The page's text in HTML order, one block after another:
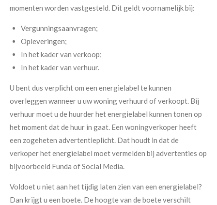
momenten worden vastgesteld. Dit geldt voornamelijk bij:
Vergunningsaanvragen;
Opleveringen;
In het kader van verkoop;
In het kader van verhuur.
U bent dus verplicht om een energielabel te kunnen
overleggen wanneer u uw woning verhuurd of verkoopt. Bij
verhuur moet u de huurder het energielabel kunnen tonen op
het moment dat de huur in gaat. Een woningverkoper heeft
een zogeheten advertentieplicht. Dat houdt in dat de
verkoper het energielabel moet vermelden bij advertenties op
bijvoorbeeld Funda of Social Media.
Voldoet u niet aan het tijdig laten zien van een energielabel?
Dan krijgt u een boete. De hoogte van de boete verschilt